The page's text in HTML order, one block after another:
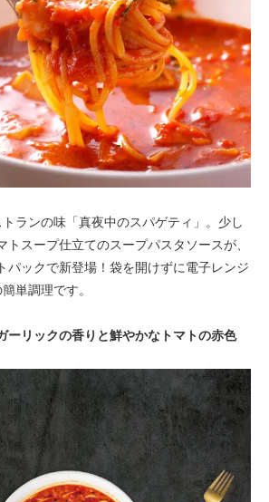
ランの味「真夜中のスパゲティ」。少し
トスープ仕立てのスープパスタソースが、
パックで新登場！袋を開けずに電子レンジ
単調理です。
ーリックの香りと鮮やかなトマトの赤色